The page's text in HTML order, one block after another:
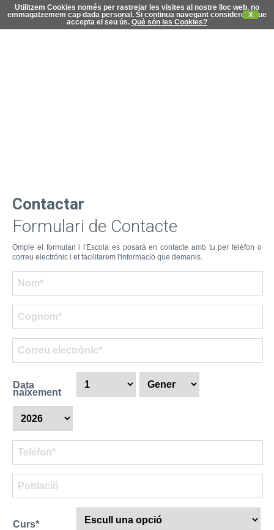
Utilitzem Cookies només per rastrejar les visites al nostre lloc web, no
emmagatzemem cap dada personal. Si continua navegant considerem que
accepta el seu ús.
X
Què són les Cookies?
Contactar
Formulari de Contacte
Omple el formulari i l'Escola es posarà en contacte amb tu per telèfon o
correu electrónic i et facilitarem l'informació que demanis.
Data
naixement
Curs*